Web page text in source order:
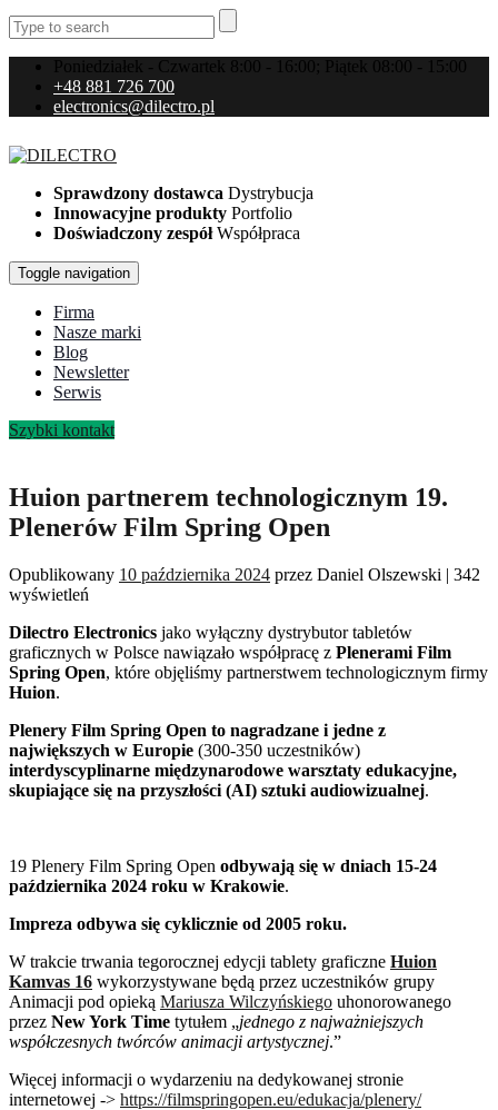
Poniedziałek - Czwartek 8:00 - 16:00; Piątek 08:00 - 15:00
+48 881 726 700
electronics@dilectro.pl
Sprawdzony dostawca Dystrybucja
Innowacyjne produkty Portfolio
Doświadczony zespół Współpraca
Toggle navigation
Firma
Nasze marki
Blog
Newsletter
Serwis
Szybki kontakt
Huion partnerem technologicznym 19.
Plenerów Film Spring Open
Opublikowany 10 października 2024 przez Daniel Olszewski | 342
wyświetleń
Dilectro Electronics jako wyłączny dystrybutor tabletów
graficznych w Polsce nawiązało współpracę z Plenerami Film
Spring Open, które objęliśmy partnerstwem technologicznym firmy
Huion.
Plenery Film Spring Open to nagradzane i jedne z
największych w Europie (300-350 uczestników)
interdyscyplinarne międzynarodowe warsztaty edukacyjne,
skupiające się na przyszłości (AI) sztuki audiowizualnej.
19 Plenery Film Spring Open odbywają się w dniach 15-24
października 2024 roku w Krakowie.
Impreza odbywa się cyklicznie od 2005 roku.
W trakcie trwania tegorocznej edycji tablety graficzne Huion
Kamvas 16 wykorzystywane będą przez uczestników grupy
Animacji pod opieką Mariusza Wilczyńskiego uhonorowanego
przez New York Time tytułem „jednego z najważniejszych
współczesnych twórców animacji artystycznej.”
Więcej informacji o wydarzeniu na dedykowanej stronie
internetowej -> https://filmspringopen.eu/edukacja/plenery/